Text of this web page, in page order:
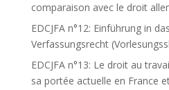
comparaison avec le droit
EDCJFA n°12: Einführung in
Verfassungsrecht
EDCJFA n°13: Le droit au
sa portée actuelle en France